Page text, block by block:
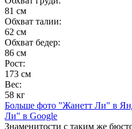
81 см
Обхват талии:
62 см
Обхват бедер:
86 см
Рост:
173 см
Вес:
58 кг
Больше фото "Жанетт Ли" в
Ли" в Google
Знаменитости с таким же